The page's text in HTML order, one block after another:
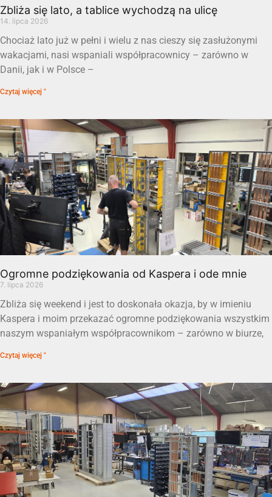
Zbliża się lato, a tablice wychodzą na ulicę
14. lipca 2026
Chociaż lato już w pełni i wielu z nas cieszy się zasłużonymi
wakacjami, nasi wspaniali współpracownicy – zarówno w
Danii, jak i w Polsce –
Czytaj więcej "
Ogromne podziękowania od Kaspera i ode mnie
7. lipca 2026
Zbliża się weekend i jest to doskonała okazja, by w imieniu
Kaspera i moim przekazać ogromne podziękowania wszystkim
naszym wspaniałym współpracownikom – zarówno w biurze,
Czytaj więcej "